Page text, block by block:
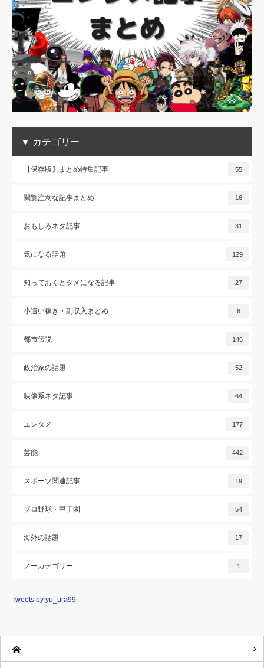
▼ カテゴリー
【保存版】まとめ特集記事 55
閲覧注意な記事まとめ 16
おもしろネタ記事 31
気になる話題 129
知っておくとタメになる記事 27
小遣い稼ぎ・副収入まとめ 6
都市伝説 146
政治家の話題 52
映像系ネタ記事 64
エンタメ 177
芸能 442
スポーツ関連記事 19
プロ野球・甲子園 54
海外の話題 17
ノーカテゴリー 1
Tweets by yu_ura99